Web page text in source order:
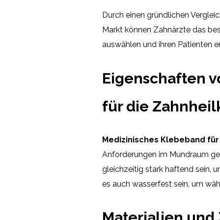
Durch einen gründlichen
Markt können Zahnärzte das
auswählen und ihren Patienten
Eigenschaften
für die
Medizinisches Klebeband
Anforderungen im Mundraum
gleichzeitig stark haftend sein,
es auch wasserfest sein, um